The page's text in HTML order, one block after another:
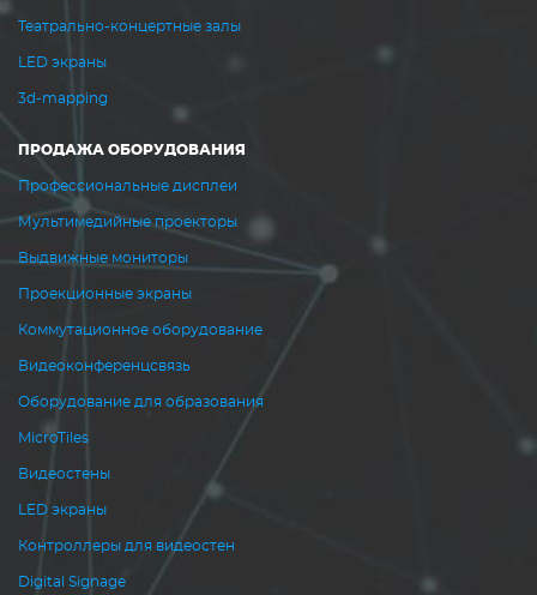
Театрально-концертные залы
LED экраны
3d-mapping
ПРОДАЖА ОБОРУДОВАНИЯ
Профессиональные дисплеи
Мультимедийные проекторы
Выдвижные мониторы
Проекционные экраны
Коммутационное оборудование
Видеоконференцсвязь
Оборудование для образования
MicroTiles
Видеостены
LED экраны
Контроллеры для видеостен
Digital Signage